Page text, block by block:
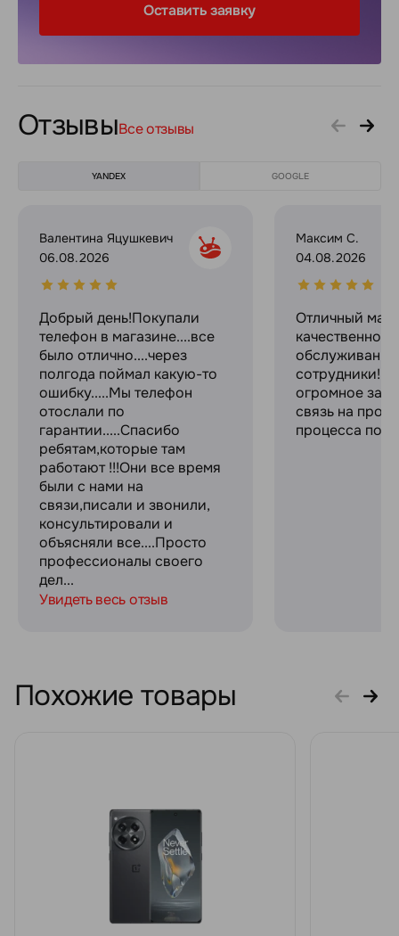
Оставить заявку
ОтзывыВсе отзывы
YANDEX GOOGLE
Валентина Яцушкевич
06.08.2026
Добрый день!Покупали
телефон в магазине....все
было отлично....через
полгода поймал какую-то
ошибку.....Мы телефон
отослали по
гарантии.....Спасибо
ребятам,которые там
работают !!!Они все время
были с нами на
связи,писали и звонили,
консультировали и
объясняли все....Просто
профессионалы своего
дел...
Увидеть весь отзыв
Максим С.
04.08.2026
Отличный
качественное
сотрудники!
огромное за
связь на
процесса
Похожие товары